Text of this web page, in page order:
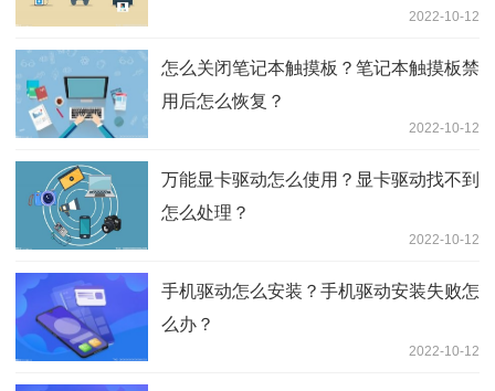
2022-10-12
怎么关闭笔记本触摸板？笔记本触摸板禁
用后怎么恢复？
2022-10-12
万能显卡驱动怎么使用？显卡驱动找不到
怎么处理？
2022-10-12
手机驱动怎么安装？手机驱动安装失败怎
么办？
2022-10-12